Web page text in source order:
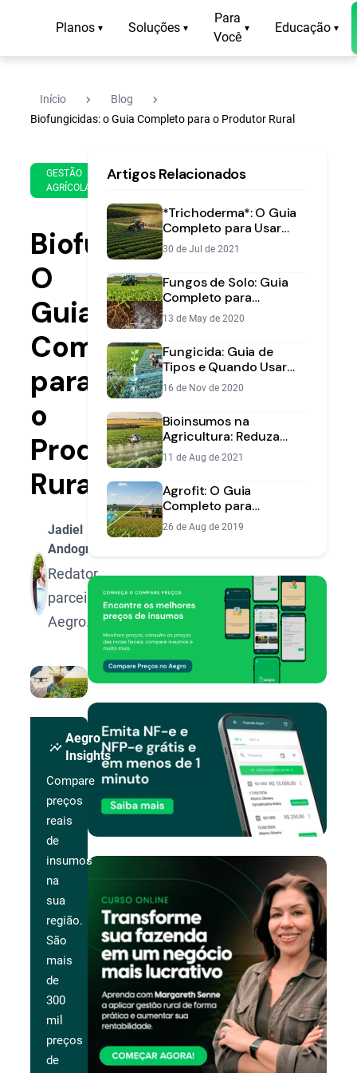
Planos ▾ Soluções ▾
Para
Você
▾ Educação ▾
Início navigate_next Blog navigate_next
Biofungicidas: o Guia Completo para o Produtor Rural
GESTÃO
AGRÍCOLA
Oct
2021
min
leitura
Biofungicidas:
O
Guia
Completo
para
o
Produtor
Rural
Jadiel
Andognini
Redator
parceiro
Aegro.
insights
Aegro
Insights
Compare
preços
reais
de
insumos
na
sua
região.
São
mais
de
300
mil
preços
de
Artigos Relacionados
*Trichoderma*: O Guia
Completo para Usar
Este Fungo a Favor da
Sua Lavoura
30 de Jul de 2021
Fungos de Solo: Guia
Completo para
Identificar e Proteger
sua Lavoura
13 de May de 2020
Fungicida: Guia de
Tipos e Quando Usar
Cada Um | Aegro
16 de Nov de 2020
Bioinsumos na
Agricultura: Reduza
Custos e Aumente
Produtividade
11 de Aug de 2021
Agrofit: O Guia
Completo para
Consultar Defensivos
Agrícolas no MAPA
26 de Aug de 2019